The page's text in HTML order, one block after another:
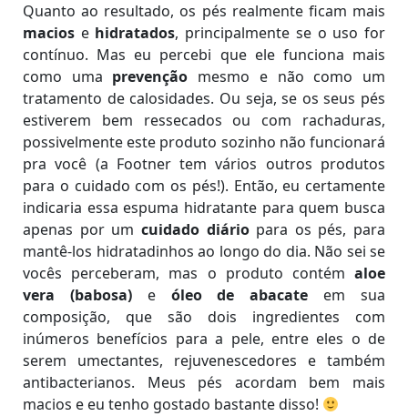
Quanto ao resultado, os pés realmente ficam mais
macios e hidratados, principalmente se o uso for
contínuo. Mas eu percebi que ele funciona mais
como uma prevenção mesmo e não como um
tratamento de calosidades. Ou seja, se os seus pés
estiverem bem ressecados ou com rachaduras,
possivelmente este produto sozinho não funcionará
pra você (a Footner tem vários outros produtos
para o cuidado com os pés!). Então, eu certamente
indicaria essa espuma hidratante para quem busca
apenas por um cuidado diáriopara os pés, para
mantê-los hidratadinhos ao longo do dia. Não sei se
vocês perceberam, mas o produto contém aloe
vera (babosa)e óleo de abacate em sua
composição, que são dois ingredientes com
inúmeros benefícios para a pele, entre eles o de
serem umectantes, rejuvenescedores e também
antibacterianos. Meus pés acordam bem mais
macios e eu tenho gostado bastante disso!